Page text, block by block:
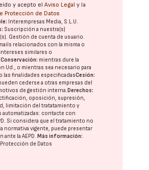
y acepto elAviso Legal y la
Protección de Datos
Interempresas Media, S.L.U.
Suscripción a nuestra(s)
Gestión de cuenta de usuario.
relacionados con la misma o
similares o
Conservación: mientras dure la
Ud., o mientras sea necesario para
las finalidades especificadasCesión:
cederse a otras empresas del
de gestión interna.Derechos:
oposición, supresión,
limitación del tratatamiento y
contacte con
. Si considera que el tratamiento no
normativa vigente, puede presentar
ante laAEPD.Más información:
de Datos